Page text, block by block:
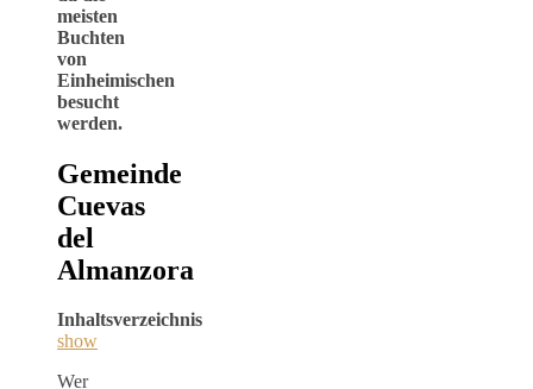
meisten
Buchten
von
Einheimischen
besucht
werden.
Gemeinde
Cuevas
del
Almanzora
Inhaltsverzeichnis
show
Wer